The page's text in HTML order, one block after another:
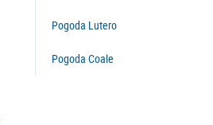
Pogoda Lutero
Pogoda Coale